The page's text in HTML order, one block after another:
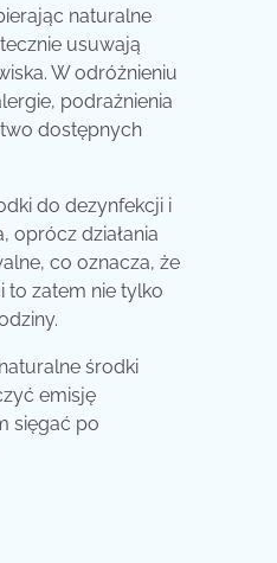
naturalne
usuwają
W odróżnieniu
podrażnienia
dostępnych
do dezynfekcji i
oprócz działania
co oznacza, że
to zatem nie tylko
środki
emisję
sięgać po